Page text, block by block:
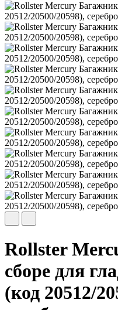
Rollster
сборе для
(код 20512/